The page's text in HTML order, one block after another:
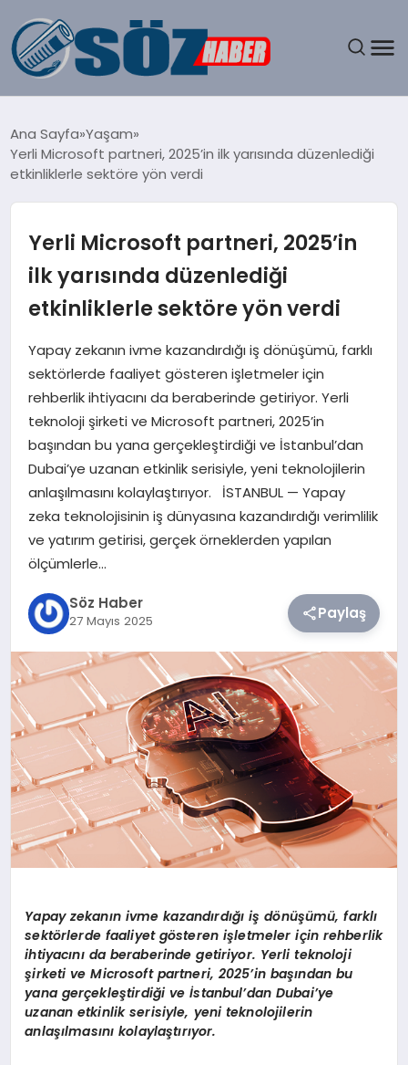
SPOR
EĞITIM
SAĞLIK
DÜNYA
TEKNOLOJI
SIYASET
YAŞAM
Ana Sayfa Yaşam
Yerli Microsoft partneri, 2025’in ilk yarısında düzenlediği
etkinliklerle sektöre yön verdi
Yerli Microsoft partneri, 2025’in
ilk yarısında düzenlediği
etkinliklerle sektöre yön verdi
Yapay zekanın ivme kazandırdığı iş dönüşümü, farklı
sektörlerde faaliyet gösteren işletmeler için
rehberlik ihtiyacını da beraberinde getiriyor. Yerli
teknoloji şirketi ve Microsoft partneri, 2025’in
başından bu yana gerçekleştirdiği ve İstanbul’dan
Dubai’ye uzanan etkinlik serisiyle, yeni teknolojilerin
anlaşılmasını kolaylaştırıyor. İSTANBUL — Yapay
zeka teknolojisinin iş dünyasına kazandırdığı verimlilik
ve yatırım getirisi, gerçek örneklerden yapılan
ölçümlerle…
Söz Haber
27 Mayıs 2025 Paylaş
Yapay zekanın ivme kazandırdığı iş dönüşümü, farklı
sektörlerde faaliyet gösteren işletmeler için rehberlik
ihtiyacını da beraberinde getiriyor. Yerli teknoloji
şirketi ve Microsoft partneri, 2025’in başından bu
yana gerçekleştirdiği ve İstanbul’dan Dubai’ye
uzanan etkinlik serisiyle, yeni teknolojilerin
anlaşılmasını kolaylaştırıyor.